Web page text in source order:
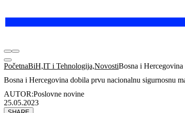
PočetnaBiH,IT i Tehnologija,NovostiBosna i
Bosna i Hercegovina dobila prvu nacionalnu sigurnosnu
AUTOR:Poslovne novine
25.05.2023